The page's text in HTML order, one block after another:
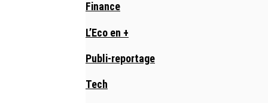
Finance
L’Eco en +
Publi-reportage
Tech